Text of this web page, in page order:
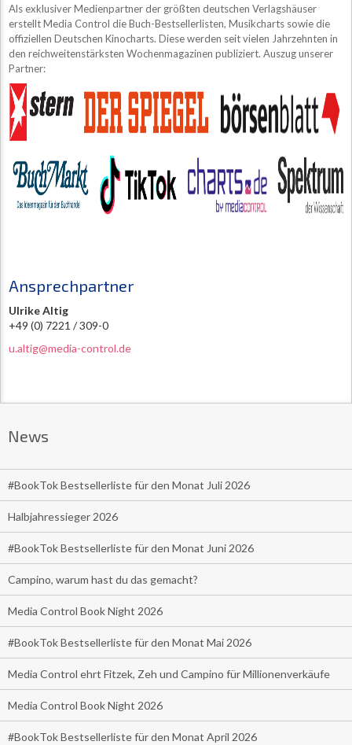
Als exklusiver Medienpartner der größten deutschen Verlagshäuser
erstellt Media Control die Buch-Bestsellerlisten, Musikcharts sowie die
offiziellen Deutschen Kinocharts. Diese werden seit vielen Jahrzehnten in
den reichweitenstärksten Wochenmagazinen publiziert. Auszug unserer
Partner:
Ansprechpartner
Ulrike Altig
+49 (0) 7221 / 309-0
u.altig@media-control.de
News
#BookTok Bestsellerliste für den Monat Juli 2026
Halbjahressieger 2026
#BookTok Bestsellerliste für den Monat Juni 2026
Campino, warum hast du das gemacht?
Media Control Book Night 2026
#BookTok Bestsellerliste für den Monat Mai 2026
Media Control ehrt Fitzek, Zeh und Campino für Millionenverkäufe
Media Control Book Night 2026
#BookTok Bestsellerliste für den Monat April 2026